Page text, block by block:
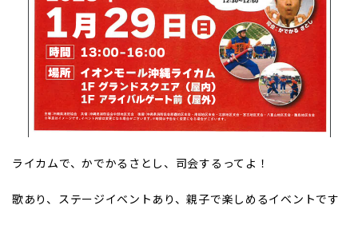
ライカムで、かでかるさとし、司会するってよ！
歌あり、ステージイベントあり、親子で楽しめるイベントです